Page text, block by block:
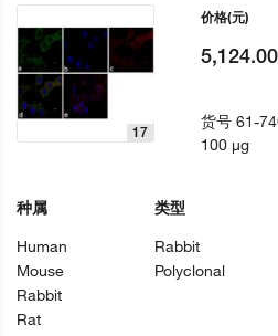
17
种属
Human
Mouse
Rabbit
Rat
类型
Rabbit
Polyclonal
价格(元)
5,124.00
货号61-
100 µg